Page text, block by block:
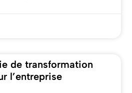
de transformation
l’entreprise